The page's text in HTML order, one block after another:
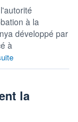
à la
développé par
à
la